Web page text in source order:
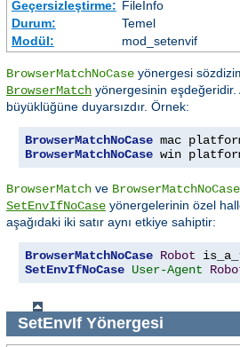
Geçersizleştirme: FileInfo
Durum:
Temel
Modül:
mod_setenvif
BrowserMatchNoCase yönergesi
BrowserMatch yönergesinin
büyüklüğüne duyarsızdır. Örnek:
BrowserMatchNoCase mac
BrowserMatchNoCase win
BrowserMatch ve BrowserMatchNoCase
SetEnvIfNoCase yönergelerinin özel
aşağıdaki iki satır aynı etkiye sahiptir:
BrowserMatchNoCase Robot
SetEnvIfNoCase User-Agent
SetEnvIfYönergesi